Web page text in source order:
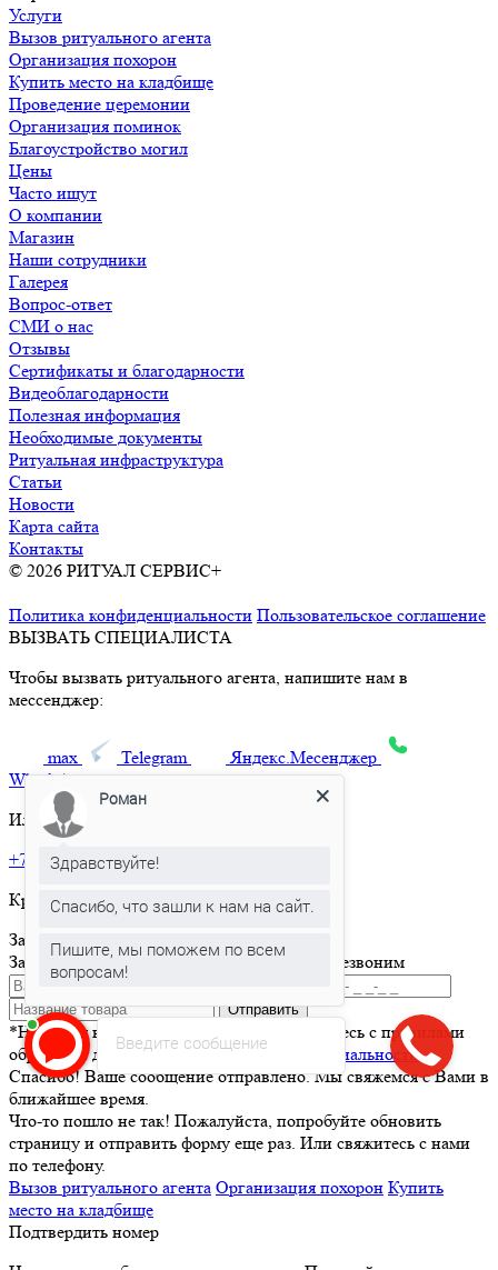
Услуги
Вызов ритуального агента
Организация похорон
Купить место на кладбище
Проведение церемонии
Организация поминок
Благоустройство могил
Цены
Часто ищут
О компании
Магазин
Наши сотрудники
Галерея
Вопрос-ответ
СМИ о нас
Отзывы
Сертификаты и благодарности
Видеоблагодарности
Полезная информация
Необходимые документы
Ритуальная инфраструктура
Статьи
Новости
Карта сайта
Контакты
© 2026 РИТУАЛ СЕРВИС+
Политика конфиденциальности Пользовательское соглашение
ВЫЗВАТЬ СПЕЦИАЛИСТА
Чтобы вызвать ритуального агента, напишите нам в
мессенджер:
max Telegram
Яндекс.Месенджер
What’sApp
Или позвоните по телефону:
+7 495 150-36-47
Круглосуточная горячая линия
Заказать товар
Заполните и отправьте форму и мы вам перезвоним
Отправить
*Нажимая кнопку Отправить вы соглашаетесь с правилами
обработки данных и политикой конфиденциальности
Спасибо! Ваше сообщение отправлено. Мы свяжемся с Вами в
ближайшее время.
Что-то пошло не так! Пожалуйста, попробуйте обновить
страницу и отправить форму еще раз. Или свяжитесь с нами
по телефону.
Вызов ритуального агента Организация похорон Купить
место на кладбище
Подтвердить номер
Введите сообщение
Роман
Здравствуйте!
Спасибо, что зашли к нам на сайт.
Пишите, мы поможем по всем
вопросам!